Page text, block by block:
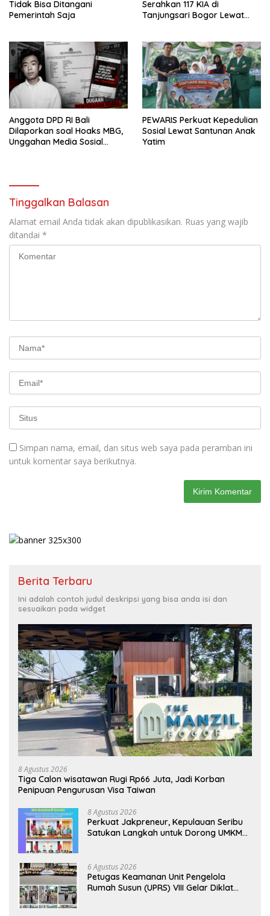
Tidak Bisa Ditangani
Pemerintah Saja
Serahkan 117 KIA di
Tanjungsari Bogor Lewat
Anggota DPD RI Bali
Dilaporkan soal Hoaks MBG,
Unggahan Media Sosial
PEWARIS Perkuat Kepedulian
Sosial Lewat Santunan Anak
Yatim
Tinggalkan Balasan
Alamat email Anda tidak akan dipublikasikan. Ruas yang wajib
ditandai *
Simpan nama, email, dan situs web saya pada peramban ini
untuk komentar saya berikutnya.
Berita Terbaru
Ini adalah contoh judul deskripsi yang bisa anda isi dan
sesuaikan pada widget
8 Agustus 2026
Tiga Calon wisatawan Rugi Rp66 Juta, Jadi Korban
Penipuan Pengurusan Visa Taiwan
8 Agustus 2026
Perkuat Jakpreneur, Kepulauan Seribu
Satukan Langkah untuk Dorong UMKM
6 Agustus 2026
Petugas Keamanan Unit Pengelola
Rumah Susun (UPRS) VIII Gelar Diklat